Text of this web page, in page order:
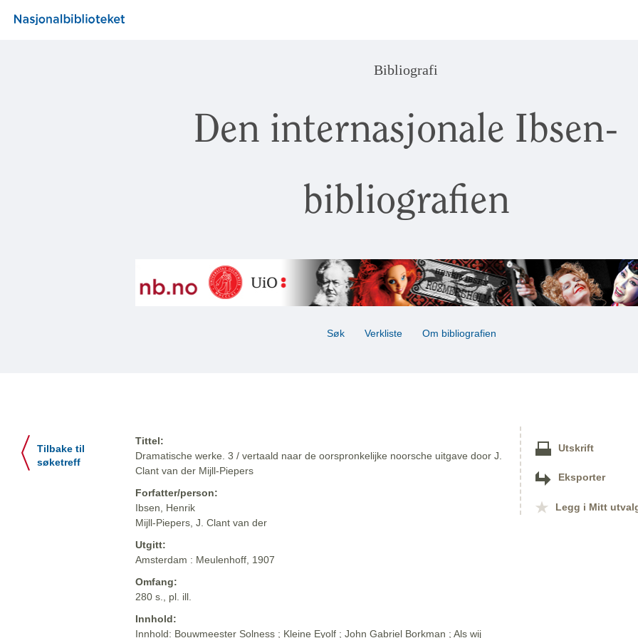
Bibliografi
Den internasjonale Ibsen-
bibliografien
Søk Verkliste Om bibliografien
Tilbake til
søketreff
Tittel:
Dramatische werke. 3 / vertaald naar de oorspronkelijke noorsche uitgave door J.
Clant van der Mijll-Piepers
Forfatter/person:
Ibsen, Henrik
Mijll-Piepers, J. Clant van der
Utgitt:
Amsterdam : Meulenhoff, 1907
Omfang:
280 s., pl. ill.
Innhold:
Innhold: Bouwmeester Solness ; Kleine Eyolf ; John Gabriel Borkman ; Als wij
Utskrift
Eksporter
Legg i Mitt